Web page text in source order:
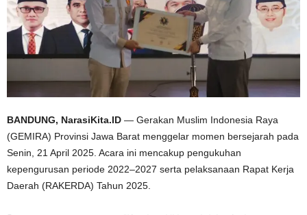
BANDUNG, NarasiKita.ID — Gerakan Muslim Indonesia Raya
(GEMIRA) Provinsi Jawa Barat menggelar momen bersejarah pada
Senin, 21 April 2025. Acara ini mencakup pengukuhan
kepengurusan periode 2022–2027 serta pelaksanaan Rapat Kerja
Daerah (RAKERDA) Tahun 2025.